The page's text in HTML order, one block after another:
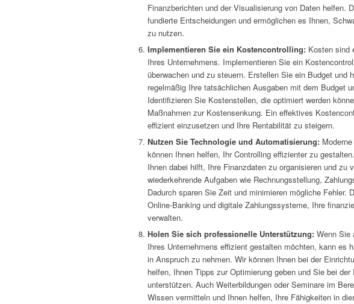
Finanzberichten und der Visualisierung von Daten helfen.
fundierte Entscheidungen und ermöglichen es Ihnen,
zu nutzen.
Implementieren Sie ein Kostencontrolling: Kosten sind
Ihres Unternehmens. Implementieren Sie ein
überwachen und zu steuern. Erstellen Sie ein Budget und
regelmäßig Ihre tatsächlichen Ausgaben mit dem Budget
Identifizieren Sie Kostenstellen, die optimiert werden
Maßnahmen zur Kostensenkung. Ein effektives
effizient einzusetzen und Ihre Rentabilität zu steigern.
Nutzen Sie Technologie und Automatisierung:
können Ihnen helfen, Ihr Controlling effizienter zu
Ihnen dabei hilft, Ihre Finanzdaten zu organisieren und zu
wiederkehrende Aufgaben wie Rechnungsstellung,
Dadurch sparen Sie Zeit und minimieren mögliche Fehler.
Online-Banking und digitale Zahlungssysteme, Ihre
verwalten.
Holen Sie sich professionelle Unterstützung: Wenn Sie
Ihres Unternehmens effizient gestalten möchten, kann es
in Anspruch zu nehmen. Wir können Ihnen bei der
helfen, Ihnen Tipps zur Optimierung geben und Sie bei
unterstützen. Auch Weiterbildungen oder Seminare im
Wissen vermitteln und Ihnen helfen, Ihre Fähigkeiten in